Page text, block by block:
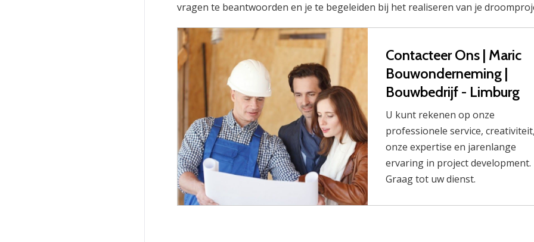
vragen te beantwoorden en je te begeleiden bij het realiseren van je
Contacteer Ons | Maric
Bouwonderneming |
Bouwbedrijf - Limburg
U kunt rekenen op onze
professionele service,
onze expertise en jarenlange
ervaring in project development.
Graag tot uw dienst.